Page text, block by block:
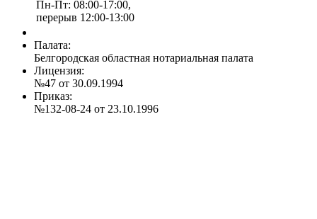
Пн-Пт: 08:00-17:00,
перерыв 12:00-13:00
Палата:
Белгородская областная нотариальная палата
Лицензия:
№47 от 30.09.1994
Приказ:
№132-08-24 от 23.10.1996